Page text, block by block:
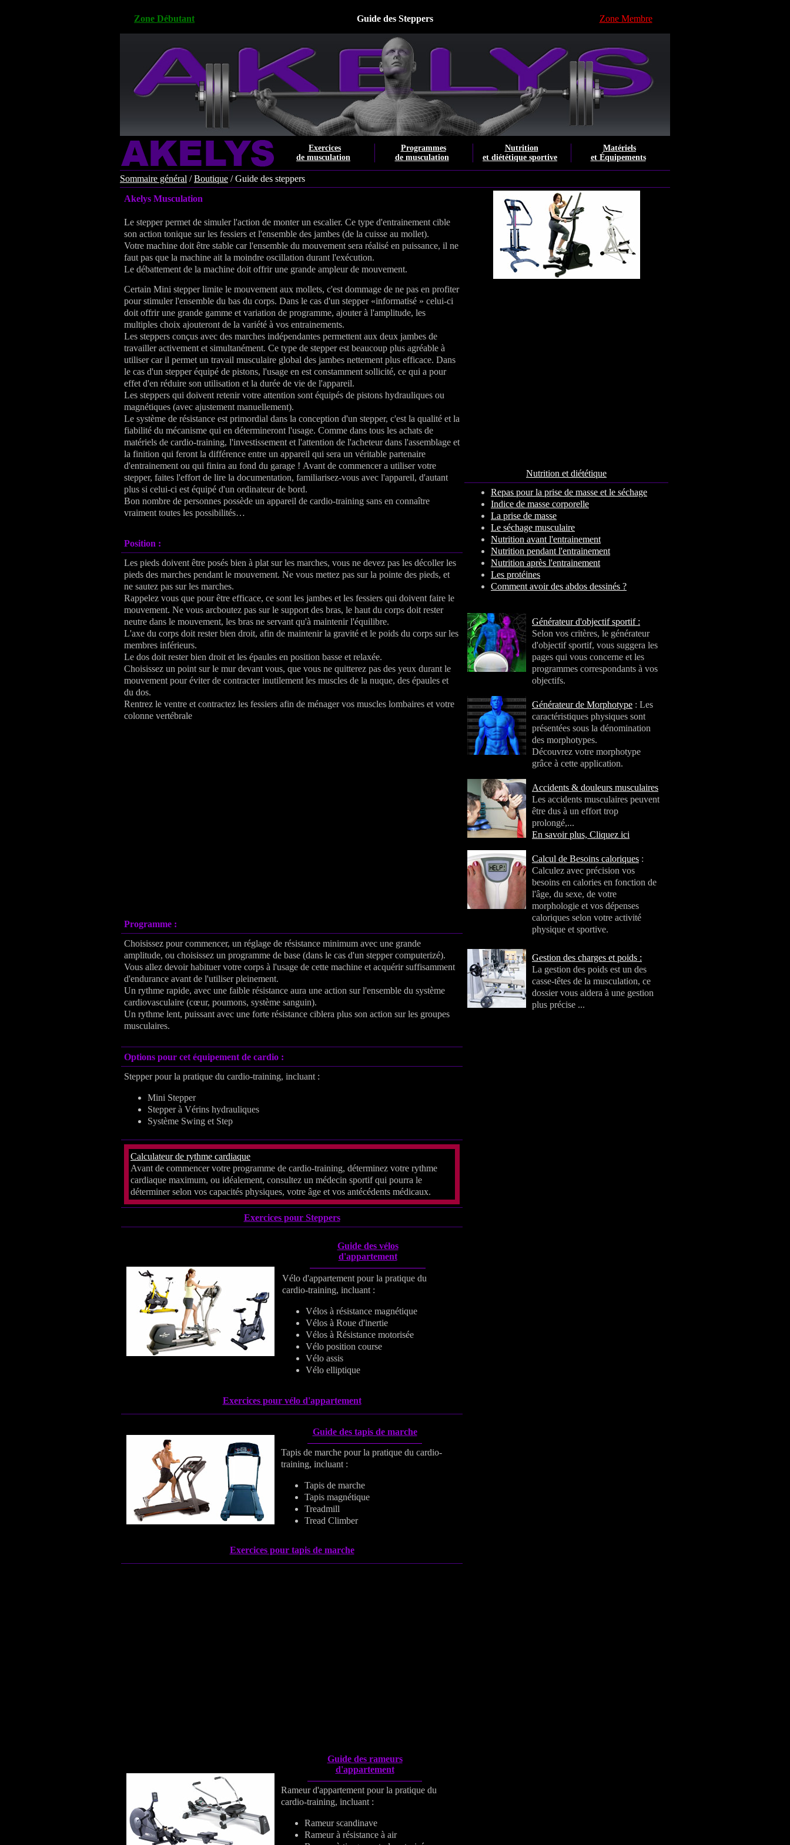
Zone Débutant Guide des Steppers Zone Membre
Exercices
de musculation
Programmes
de musculation
Nutrition
et diététique sportive
Matériels
et Équipements
Sommaire général /Boutique /Guide des steppers
Akelys Musculation
Le stepper permet de simuler l'action de monter un escalier. Ce type d'entrainement cible
son action tonique sur les fessiers et l'ensemble des jambes (de la cuisse au mollet).
Votre machine doit être stable car l'ensemble du mouvement sera réalisé en puissance, il ne
faut pas que la machine ait la moindre oscillation durant l'exécution.
Le débattement de la machine doit offrir une grande ampleur de mouvement.
Certain Mini stepper limite le mouvement aux mollets, c'est dommage de ne pas en profiter
pour stimuler l'ensemble du bas du corps. Dans le cas d'un stepper «informatisé » celui-ci
doit offrir une grande gamme et variation de programme, ajouter à l'amplitude, les
multiples choix ajouteront de la variété à vos entrainements.
Les steppers conçus avec des marches indépendantes permettent aux deux jambes de
travailler activement et simultanément. Ce type de stepper est beaucoup plus agréable à
utiliser car il permet un travail musculaire global des jambes nettement plus efficace. Dans
le cas d'un stepper équipé de pistons, l'usage en est constamment sollicité, ce qui a pour
effet d'en réduire son utilisation et la durée de vie de l'appareil.
Les steppers qui doivent retenir votre attention sont équipés de pistons hydrauliques ou
magnétiques (avec ajustement manuellement).
Le système de résistance est primordial dans la conception d'un stepper, c'est la qualité et la
fiabilité du mécanisme qui en détermineront l'usage. Comme dans tous les achats de
matériels de cardio-training, l'investissement et l'attention de l'acheteur dans l'assemblage et
la finition qui feront la différence entre un appareil qui sera un véritable partenaire
d'entrainement ou qui finira au fond du garage ! Avant de commencer a utiliser votre
stepper, faites l'effort de lire la documentation, familiarisez-vous avec l'appareil, d'autant
plus si celui-ci est équipé d'un ordinateur de bord.
Bon nombre de personnes possède un appareil de cardio-training sans en connaître
vraiment toutes les possibilités…
Nutrition et diététique
Repas pour la prise de masse et le séchage
Indice de masse corporelle
La prise de masse
Le séchage musculaire
Nutrition avant l'entrainement
Nutrition pendant l'entrainement
Nutrition après l'entrainement
Les protéines
Comment avoir des abdos dessinés ?
Générateur d'objectif sportif :
Selon vos critères, le générateur
d'objectif sportif, vous suggera les
pages qui vous concerne et les
programmes correspondants à vos
objectifs.
Générateur de Morphotype : Les
caractéristiques physiques sont
présentées sous la dénomination
des morphotypes.
Découvrez votre morphotype
grâce à cette application.
Accidents & douleurs musculaires
Les accidents musculaires peuvent
être dus à un effort trop
prolongé,...
En savoir plus, Cliquez ici
Calcul de Besoins caloriques :
Calculez avec précision vos
besoins en calories en fonction de
l'âge, du sexe, de votre
morphologie et vos dépenses
caloriques selon votre activité
physique et sportive.
Gestion des charges et poids :
La gestion des poids est un des
casse-têtes de la musculation, ce
dossier vous aidera à une gestion
plus précise ...
Position :
Les pieds doivent être posés bien à plat sur les marches, vous ne devez pas les décoller les
pieds des marches pendant le mouvement. Ne vous mettez pas sur la pointe des pieds, et
ne sautez pas sur les marches.
Rappelez vous que pour être efficace, ce sont les jambes et les fessiers qui doivent faire le
mouvement. Ne vous arcboutez pas sur le support des bras, le haut du corps doit rester
neutre dans le mouvement, les bras ne servant qu'à maintenir l'équilibre.
L'axe du corps doit rester bien droit, afin de maintenir la gravité et le poids du corps sur les
membres inférieurs.
Le dos doit rester bien droit et les épaules en position basse et relaxée.
Choisissez un point sur le mur devant vous, que vous ne quitterez pas des yeux durant le
mouvement pour éviter de contracter inutilement les muscles de la nuque, des épaules et
du dos.
Rentrez le ventre et contractez les fessiers afin de ménager vos muscles lombaires et votre
colonne vertébrale
Programme :
Choisissez pour commencer, un réglage de résistance minimum avec une grande
amplitude, ou choisissez un programme de base (dans le cas d'un stepper computerizé).
Vous allez devoir habituer votre corps à l'usage de cette machine et acquérir suffisamment
d'endurance avant de l'utiliser pleinement.
Un rythme rapide, avec une faible résistance aura une action sur l'ensemble du système
cardiovasculaire (cœur, poumons, système sanguin).
Un rythme lent, puissant avec une forte résistance ciblera plus son action sur les groupes
musculaires.
Options pour cet équipement de cardio :
Stepper pour la pratique du cardio-training, incluant :
Mini Stepper
Stepper à Vérins hydrauliques
Système Swing et Step
Calculateur de rythme cardiaque
Avant de commencer votre programme de cardio-training, déterminez votre rythme
cardiaque maximum, ou idéalement, consultez un médecin sportif qui pourra le
déterminer selon vos capacités physiques, votre âge et vos antécédents médicaux.
Exercices pour Steppers
Guide des vélos
d'appartement
Vélo d'appartement pour la pratique du
cardio-training, incluant :
Vélos à résistance magnétique
Vélos à Roue d'inertie
Vélos à Résistance motorisée
Vélo position course
Vélo assis
Vélo elliptique
Exercices pour vélo d'appartement
Guide des tapis de marche
Tapis de marche pour la pratique du cardio-
training, incluant :
Tapis de marche
Tapis magnétique
Treadmill
Tread Climber
Exercices pour tapis de marche
Guide des rameurs
d'appartement
Rameur d'appartement pour la pratique du
cardio-training, incluant :
Rameur scandinave
Rameur à résistance à air